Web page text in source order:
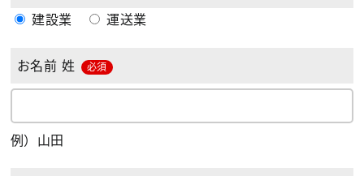
建設業 運送業
お名前 姓 必須
例）山田